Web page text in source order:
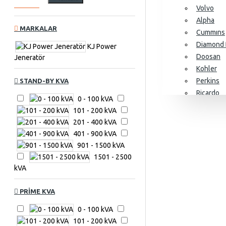
Volvo
Alpha
Cummıns
Diamond
Doosan
Kohler
Perkins
Ricardo
MARKALAR
KJ Power
Jeneratör
STAND-BY KVA
0 - 100 kVA
101 - 200 kVA
201 - 400 kVA
401 - 900 kVA
901 - 1500 kVA
1501 - 2500
kVA
PRIME KVA
0 - 100 kVA
101 - 200 kVA